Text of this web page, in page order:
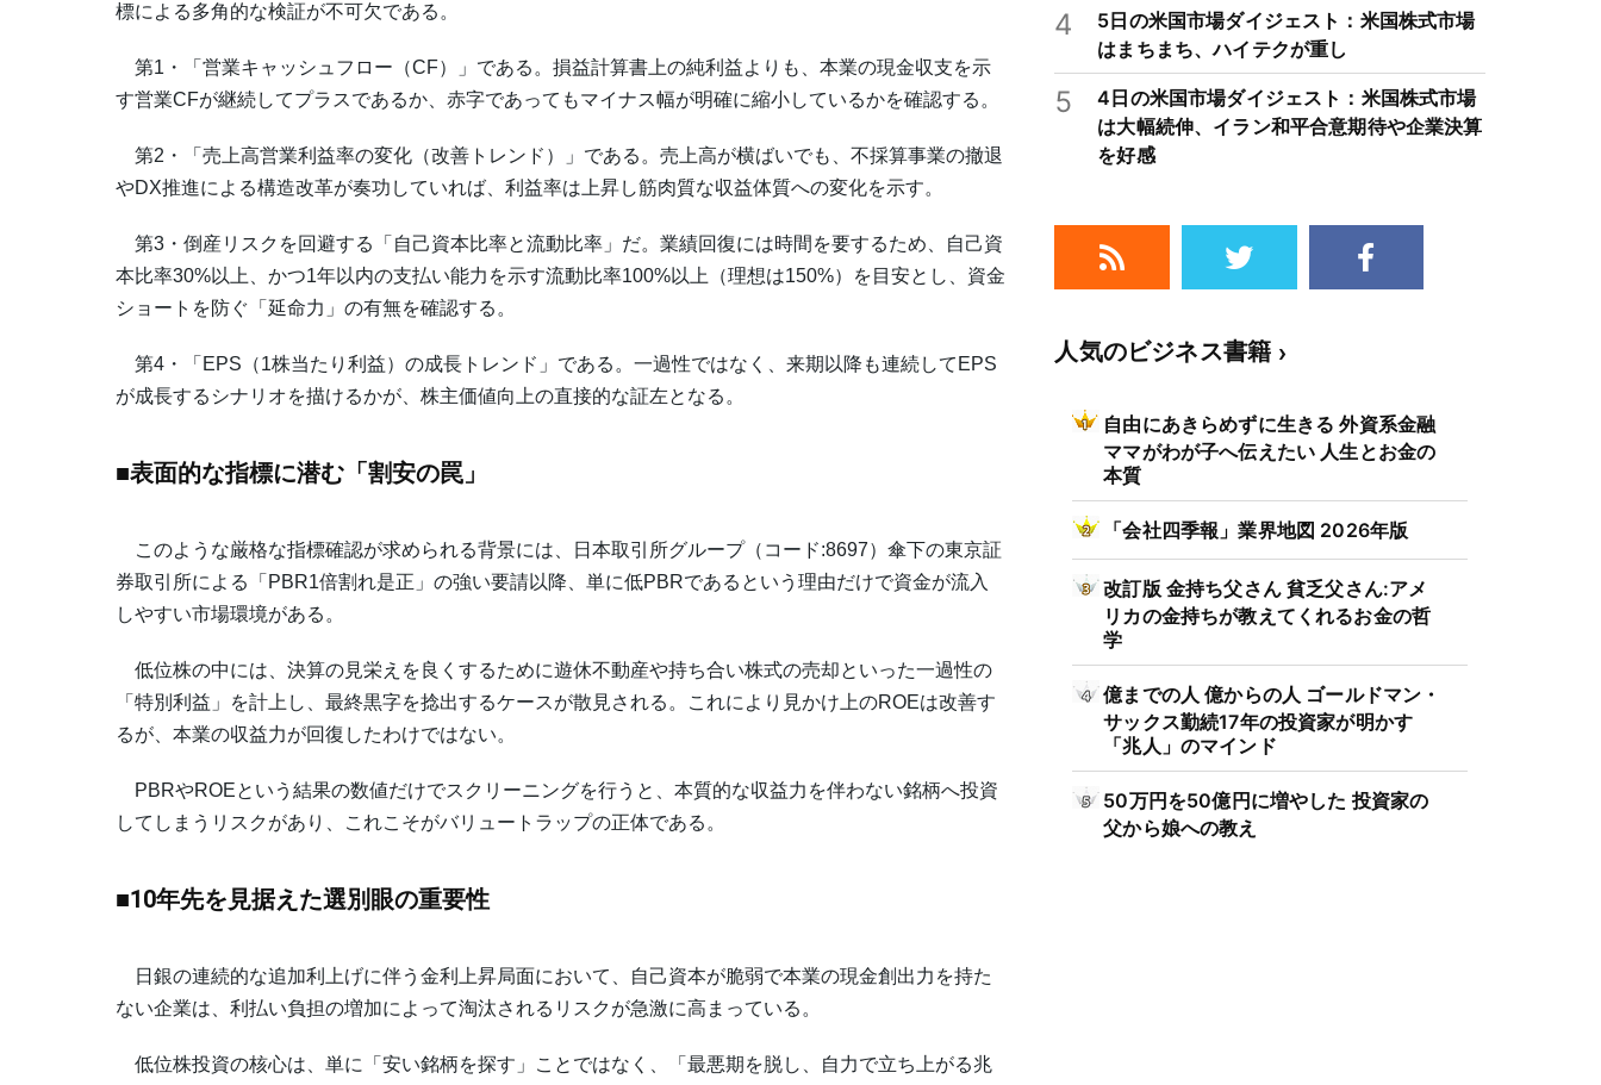
標による多角的な検証が不可欠である。
第1・「営業キャッシュフロー（CF）」である。損益計算書上の純利益よりも、本業の現金収支を示
す営業CFが継続してプラスであるか、赤字であってもマイナス幅が明確に縮小しているかを確認する。
第2・「売上高営業利益率の変化（改善トレンド）」である。売上高が横ばいでも、不採算事業の撤退
やDX推進による構造改革が奏功していれば、利益率は上昇し筋肉質な収益体質への変化を示す。
第3・倒産リスクを回避する「自己資本比率と流動比率」だ。業績回復には時間を要するため、自己資
本比率30%以上、かつ1年以内の支払い能力を示す流動比率100%以上（理想は150%）を目安とし、資金
ショートを防ぐ「延命力」の有無を確認する。
第4・「EPS（1株当たり利益）の成長トレンド」である。一過性ではなく、来期以降も連続してEPS
が成長するシナリオを描けるかが、株主価値向上の直接的な証左となる。
■表面的な指標に潜む「割安の罠」
このような厳格な指標確認が求められる背景には、日本取引所グループ（コード:8697）傘下の東京証
券取引所による「PBR1倍割れ是正」の強い要請以降、単に低PBRであるという理由だけで資金が流入
しやすい市場環境がある。
低位株の中には、決算の見栄えを良くするために遊休不動産や持ち合い株式の売却といった一過性の
「特別利益」を計上し、最終黒字を捻出するケースが散見される。これにより見かけ上のROEは改善す
るが、本業の収益力が回復したわけではない。
PBRやROEという結果の数値だけでスクリーニングを行うと、本質的な収益力を伴わない銘柄へ投資
してしまうリスクがあり、これこそがバリュートラップの正体である。
■10年先を見据えた選別眼の重要性
日銀の連続的な追加利上げに伴う金利上昇局面において、自己資本が脆弱で本業の現金創出力を持た
ない企業は、利払い負担の増加によって淘汰されるリスクが急激に高まっている。
低位株投資の核心は、単に「安い銘柄を探す」ことではなく、「最悪期を脱し、自力で立ち上がる兆
4
5日の米国市場ダイジェスト：米国株式市場
はまちまち、ハイテクが重し
5
4日の米国市場ダイジェスト：米国株式市場
は大幅続伸、イラン和平合意期待や企業決算
を好感
人気のビジネス書籍
自由にあきらめずに生きる 外資系金融
ママがわが子へ伝えたい 人生とお金の
本質
「会社四季報」業界地図 2026年版
改訂版 金持ち父さん 貧乏父さん:アメ
リカの金持ちが教えてくれるお金の哲
学
億までの人 億からの人 ゴールドマン・
サックス勤続17年の投資家が明かす
「兆人」のマインド
50万円を50億円に増やした 投資家の
父から娘への教え